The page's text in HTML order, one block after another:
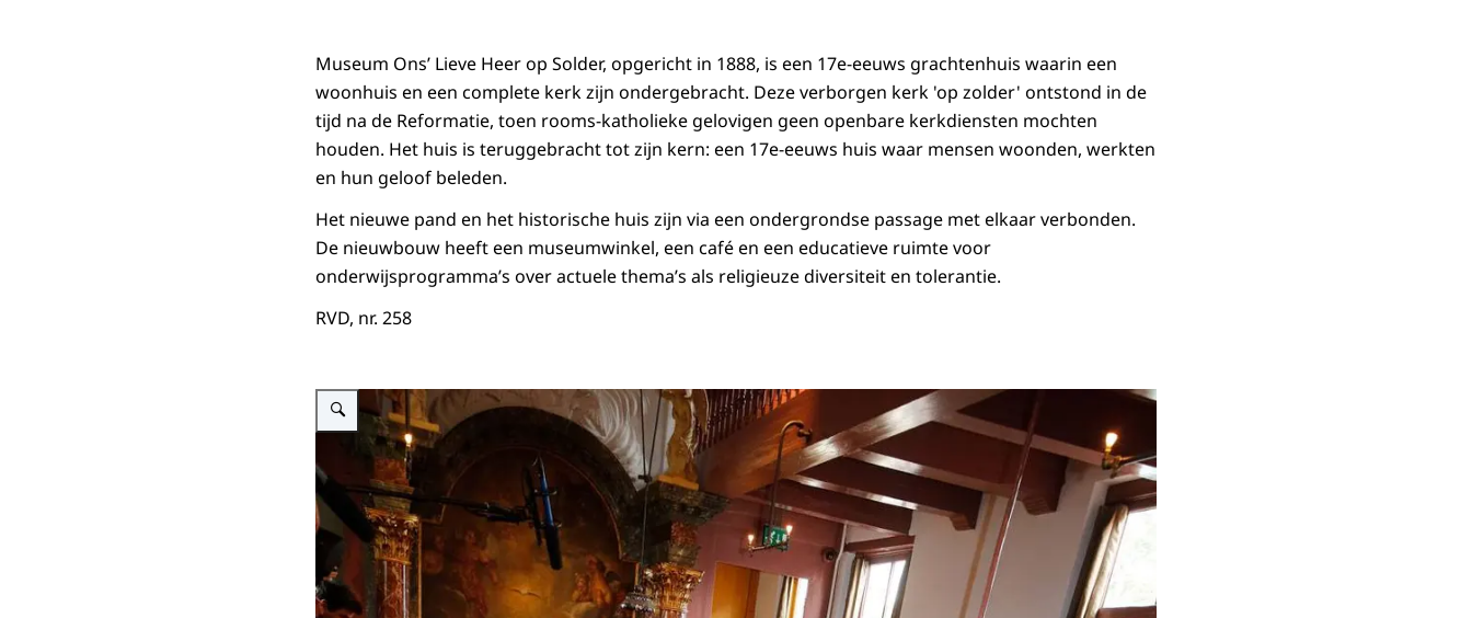
Museum Ons’ Lieve Heer op Solder, opgericht in 1888, is een 17e-eeuws grachtenhuis waarin een
woonhuis en een complete kerk zijn ondergebracht. Deze verborgen kerk 'op zolder' ontstond in de
tijd na de Reformatie, toen rooms-katholieke gelovigen geen openbare kerkdiensten mochten
houden. Het huis is teruggebracht tot zijn kern: een 17e-eeuws huis waar mensen woonden, werkten
en hun geloof beleden.
Het nieuwe pand en het historische huis zijn via een ondergrondse passage met elkaar verbonden.
De nieuwbouw heeft een museumwinkel, een café en een educatieve ruimte voor
onderwijsprogramma’s over actuele thema’s als religieuze diversiteit en tolerantie.
RVD, nr. 258
Vergroot afbeelding Koningin Máxima bij opening vernieuwd Museum Ons’ Lieve Heer op Solder